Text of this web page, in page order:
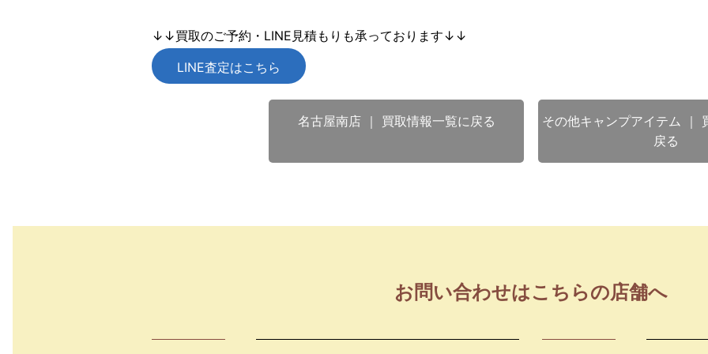
↓↓買取のご予約・LINE見積もりも承っております↓↓
LINE査定はこちら
名古屋南店 ｜ 買取情報一覧に戻る
その他キャンプアイテム ｜
戻る
お問い合わせはこちらの店舗へ